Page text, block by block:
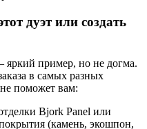
дуэт или создать
яркий пример, но не догма.
в самых разных
поможет вам:
Bjork Panel или
(камень, экошпон,